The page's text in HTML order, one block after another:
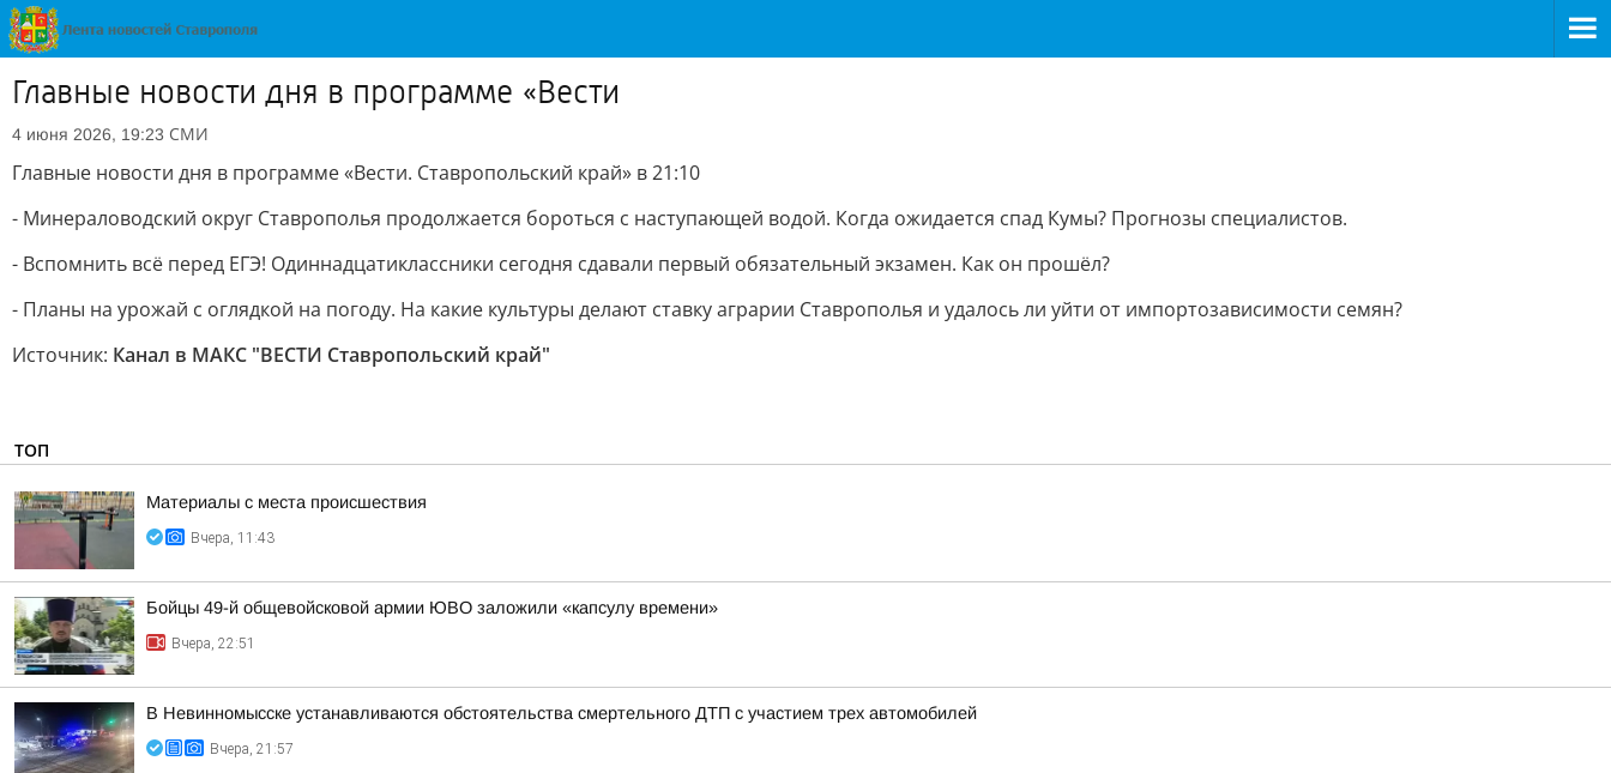
Главные новости дня в программе «Вести
4 июня 2026, 19:23 СМИ
Главные новости дня в программе «Вести. Ставропольский край» в 21:10
- Минераловодский округ Ставрополья продолжается бороться с наступающей водой. Когда ожидается спад Кумы? Прогнозы специалистов.
- Вспомнить всё перед ЕГЭ! Одиннадцатиклассники сегодня сдавали первый обязательный экзамен. Как он прошёл?
- Планы на урожай с оглядкой на погоду. На какие культуры делают ставку аграрии Ставрополья и удалось ли уйти от импортозависимости семян?
Источник: Канал в МАКС "ВЕСТИ Ставропольский край"
ТОП
Материалы с места происшествия
Вчера, 11:43
Бойцы 49-й общевойсковой армии ЮВО заложили «капсулу времени»
Вчера, 22:51
В Невинномысске устанавливаются обстоятельства смертельного ДТП с участием трех автомобилей
Вчера, 21:57